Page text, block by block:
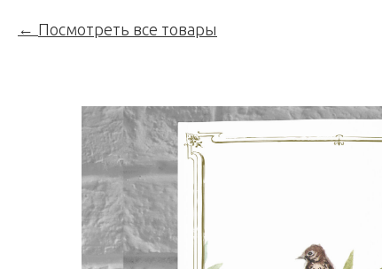
Посмотреть все товары